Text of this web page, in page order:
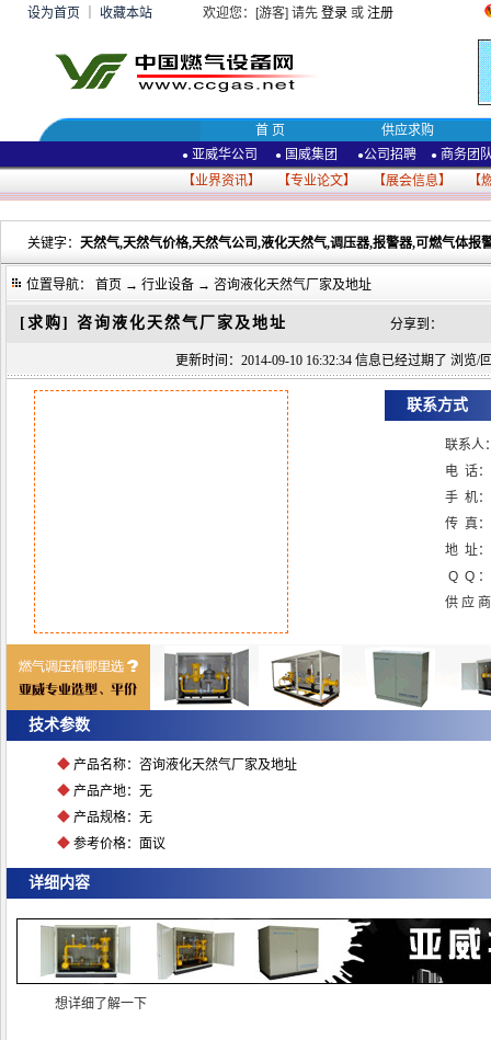
设为首页 收藏本站 欢迎您：[游客] 请先 登录或 注册
首 页 供应求购
● 亚威华公司 ● 国威集团 ●公司招聘 ● 商务团
【业界资讯】 【专业论文】 【展会信息】 【
关键字： 天然气,天然气价格,天然气公司,液化天然气,调压器,报警器,可燃气体
位置导航： 首页 → 行业设备 → 咨询液化天然气厂家及地址
[求购] 咨询液化天然气厂家及地址 分享到：
更新时间：2014-09-10 16:32:34 信息已经过期了 浏览/
联系方式
联系人
电 话：
手 机：
传 真：
地 址：
Q Q ：
供 应
技术参数
◆ 产品名称：咨询液化天然气厂家及地址
◆ 产品产地：无
◆ 产品规格：无
◆ 参考价格：面议
详细内容
想详细了解一下